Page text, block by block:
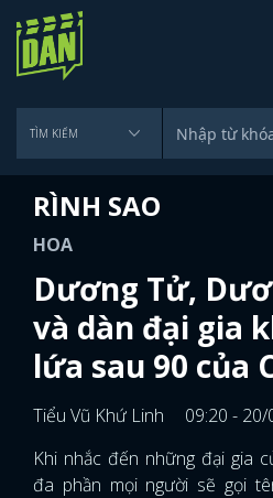
RÌNH SAO
HOA
Dương Tử,
và dàn đại gia
lứa sau 90 của
Tiểu Vũ Khứ Linh
09:20 -
Khi nhắc đến những đại gia
đa phần mọi người sẽ gọi